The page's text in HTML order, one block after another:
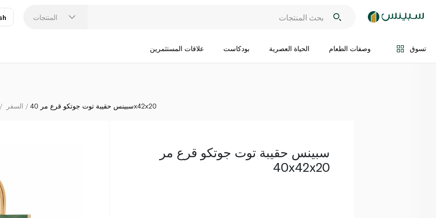
المنتجات
تسوق وصفات الطعام الحياة العصرية بودكاست علاقات المستثمرين
اضف الى السلة
السفر سبينس حقيبة توت جوتكو قرع مر 40x42x20
سبينس حقيبة توت جوتكو قرع مر
40x42x20